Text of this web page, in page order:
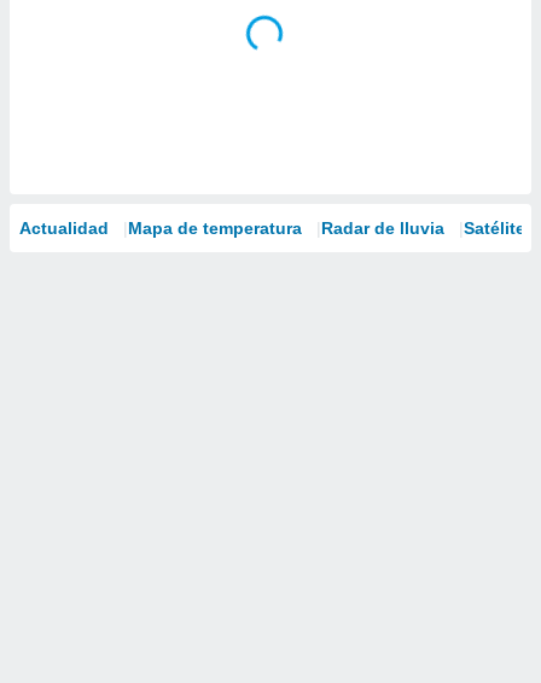
Actualidad Mapa de temperatura Radar de lluvia Satélites